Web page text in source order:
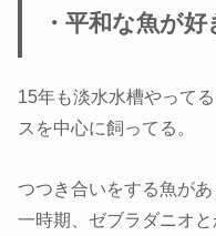
・平和な魚が
15年も淡水水槽やって
スを中心に飼ってる。
つつき合いをする魚があ
一時期、ゼブラダニオ